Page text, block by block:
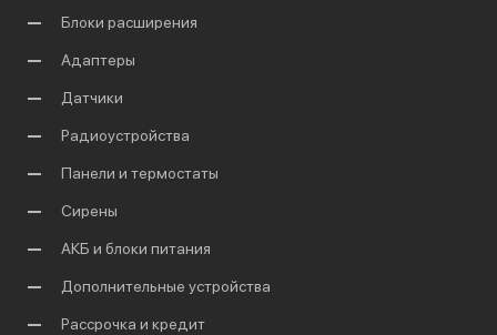
Блоки расширения
Адаптеры
Датчики
Радиоустройства
Панели и термостаты
Сирены
АКБ и блоки питания
Дополнительные устройства
Рассрочка и кредит